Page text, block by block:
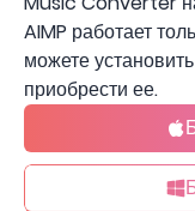
AIMP работает
можете
приобрести ее.